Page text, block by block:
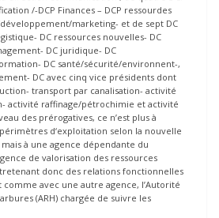
/-DCP Finances – DCP ressourdes
marketing- et de sept DC
DC ressources nouvelles- DC
DC juridique- DC
DC santé/sécurité/environnent-,
DC avec cinq vice présidents dont
transport par canalisation- activité
activité raffinage/pétrochimie et activité
des prérogatives, ce n’est plus à
d‘exploitation selon la nouvelle
à une agence dépendante du
de valorisation des ressources
donc des relations fonctionnelles
avec une autre agence, l’Autorité
(ARH) chargée de suivre les